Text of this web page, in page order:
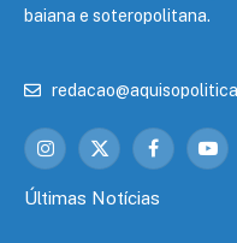
baiana e soteropolitana.
Instagram
X
Facebook
Últimas Notícias